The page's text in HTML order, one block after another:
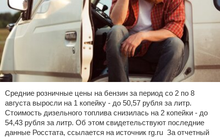
Средние розничные цены на бензин за период со 2 по 8
августа выросли на 1 копейку - до 50,57 рубля за литр.
Стоимость дизельного топлива снизилась на 2 копейки - до
54,43 рубля за литр. Об этом свидетельствуют последние
данные Росстата, ссылается на источник rg.ru За отчетный